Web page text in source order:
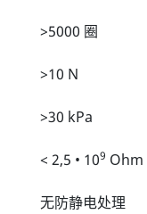
>5000 圈
>10 N
>30 kPa
< 2,5 • 109 Ohm
无防静电处理